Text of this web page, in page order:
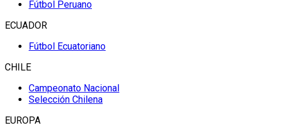
Fútbol Peruano
ECUADOR
Fútbol Ecuatoriano
CHILE
Campeonato Nacional
Selección Chilena
EUROPA